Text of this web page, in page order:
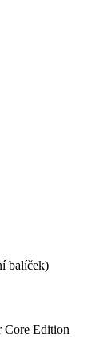
balíček)
Core Edition